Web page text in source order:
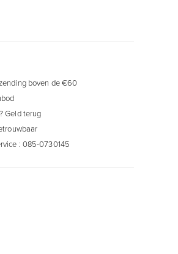
boven de €60
Geld terug
: 085-0730145